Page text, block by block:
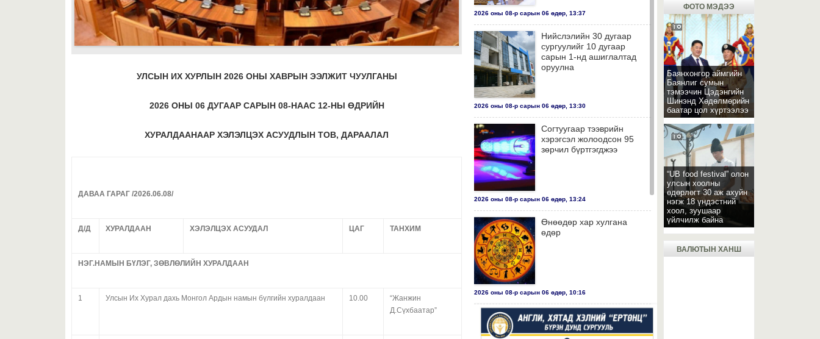
УЛСЫН ИХ ХУРЛЫН 2026 ОНЫ ХАВРЫН ЭЭЛЖИТ ЧУУЛГАНЫ
2026 ОНЫ 06 ДУГААР САРЫН 08-НААС 12-НЫ ӨДРИЙН
ХУРАЛДААНААР ХЭЛЭЛЦЭХ АСУУДЛЫН ТОВ, ДАРААЛАЛ
ДАВАА ГАРАГ /2026.06.08/
Д/Д ХУРАЛДААН ХЭЛЭЛЦЭХ АСУУДАЛ ЦАГ ТАНХИМ
НЭГ.НАМЫН БҮЛЭГ, ЗӨВЛӨЛИЙН ХУРАЛДААН
1 Улсын Их Хурал дахь Монгол Ардын намын бүлгийн хуралдаан 10.00
“Жанжин
Д.Сүхбаатар”
2026 оны 08-р сарын 06 өдөр, 13:37
Нийслэлийн 30 дугаар
сургуулийг 10 дугаар
сарын 1-нд ашиглалтад
оруулна
2026 оны 08-р сарын 06 өдөр, 13:30
Согтуугаар тээврийн
хэрэгсэл жолоодсон 95
зөрчил бүртгэгджээ
2026 оны 08-р сарын 06 өдөр, 13:24
Өнөөдөр хар хулгана
өдөр
2026 оны 08-р сарын 06 өдөр, 10:16
ФОТО МЭДЭЭ
Баянхонгор аймгийн
Баянлиг сумын
тэмээчин Цэдэнгийн
Шинэнд Хөдөлмөрийн
баатар цол хүртээлээ
“UB food festival” олон
улсын хоолны
өдөрлөгт 30 аж ахуйн
нэгж 18 үндэстний
хоол, зуушаар
үйлчилж байна
ВАЛЮТЫН ХАНШ